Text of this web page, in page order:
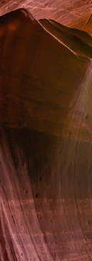
コンテンツ
ティング戦略立案